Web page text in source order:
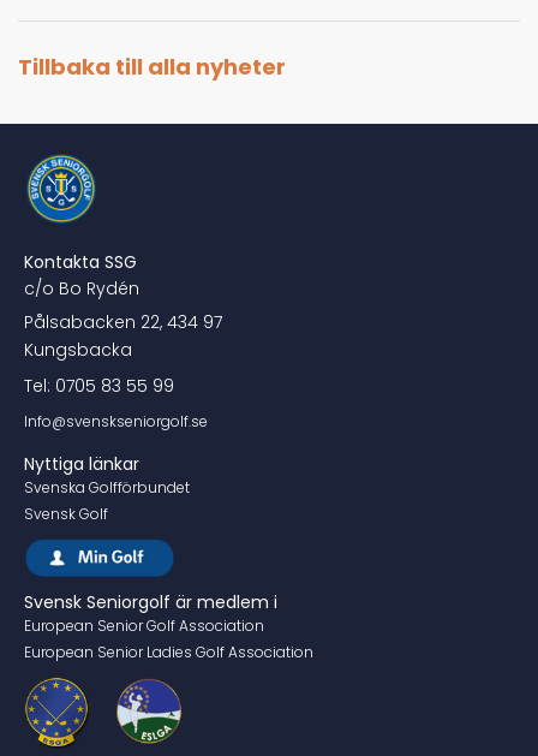
Tillbaka till alla nyheter
Kontakta SSG
c/o Bo Rydén
Pålsabacken 22, 434 97
Kungsbacka
Tel: 0705 83 55 99
Info@svenskseniorgolf.se
Nyttiga länkar
Svenska Golfförbundet
Svensk Golf
Svensk Seniorgolf är medlem i
European Senior Golf Association
European Senior Ladies Golf Association